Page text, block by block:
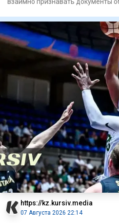
https://kz.kursiv.media
07 Августа 2026 22:14